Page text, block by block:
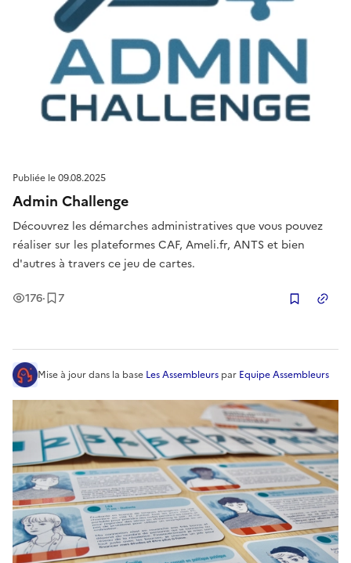
Publiée le09.08.2025
Admin Challenge
Découvrez les démarches administratives que vous pouvez
réaliser sur les plateformes CAF, Ameli.fr, ANTS et bien
d'autres à travers ce jeu de cartes.
176Vues
· 7Enregistrement
Mise à jourdans la base Les Assembleurs par Equipe Assembleurs